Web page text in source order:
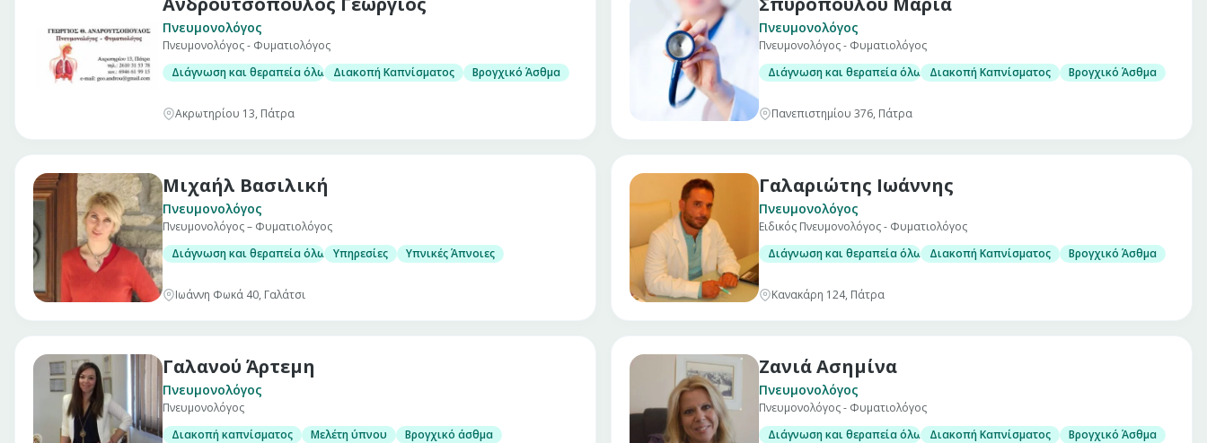
Πνευμονολόγος
Πνευμονολόγος - Φυματιολόγος
Διάγνωση και θεραπεία όλων των πνευμονολογικών παθήσεων
Διακοπή Καπνίσματος Βρογχικό Άσθμα
Ακρωτηρίου 13, Πάτρα
Πνευμονολόγος
Πνευμονολόγος - Φυματιολόγος
Διάγνωση και θεραπεία όλων των πνευμονολογικών παθήσεων
Διακοπή Καπνίσματος Βρογχικό Άσθμα
Πανεπιστημίου 376, Πάτρα
Μιχαήλ Βασιλική
Πνευμονολόγος
Πνευμονολόγος – Φυματιολόγος
Διάγνωση και θεραπεία όλων των πνευμονολογικών παθήσεων
Υπηρεσίες Υπνικές Άπνοιες
Ιωάννη Φωκά 40, Γαλάτσι
Γαλαριώτης Ιωάννης
Πνευμονολόγος
Ειδικός Πνευμονολόγος - Φυματιολόγος
Διάγνωση και θεραπεία όλων των πνευμονολογικών παθήσεων
Διακοπή Καπνίσματος Βρογχικό Άσθμα
Κανακάρη 124, Πάτρα
Γαλανού Άρτεμη
Πνευμονολόγος
Πνευμονολόγος
Διακοπή καπνίσματος
Μελέτη ύπνου Βρογχικό άσθμα
Ζανιά Ασημίνα
Πνευμονολόγος
Πνευμονολόγος - Φυματιολόγος
Διάγνωση και θεραπεία όλων των πνευμονολογικών παθήσεων
Διακοπή Καπνίσματος Βρογχικό Άσθμα